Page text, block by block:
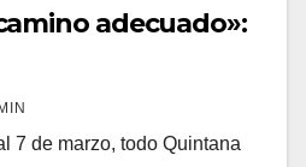
adecuado»:
7 de marzo, todo Quintana